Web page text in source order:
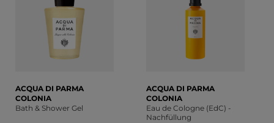
ACQUA DI PARMA
COLONIA
Bath & Shower Gel
ACQUA DI PARMA
COLONIA
Eau de Cologne (EdC) -
Nachfüllung